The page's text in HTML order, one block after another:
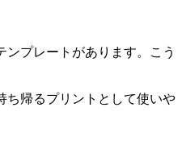
プレートがあります。こう
ち帰るプリントとして使いや